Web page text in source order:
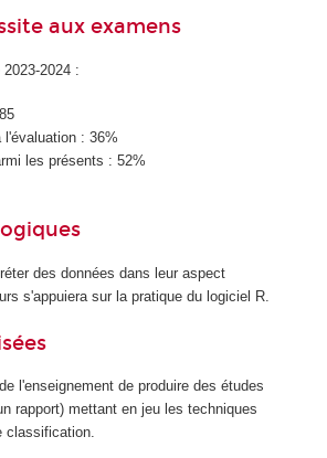
aux examens
2024 :
l'évaluation : 36%
les présents : 52%
des données dans leur aspect
s'appuiera sur la pratique du logiciel R.
l'enseignement de produire des études
rapport) mettant en jeu les techniques
classification.